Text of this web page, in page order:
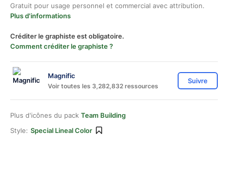
Gratuit pour usage personnel et commercial avec attribution.
Plus d'informations
Créditer le graphiste est obligatoire.
Comment créditer le graphiste ?
Magnific
Voir toutes les 3,282,832 ressources
Suivre
Plus d'icônes du pack Team Building
Style: Special Lineal Color